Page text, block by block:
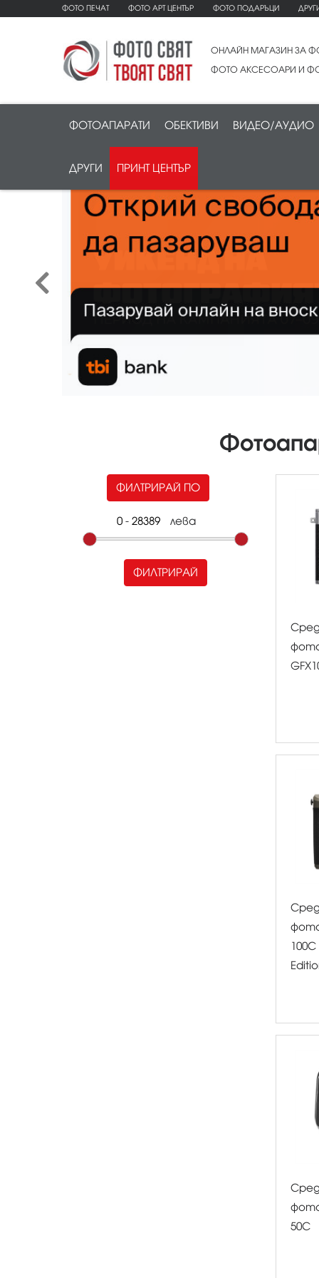
ФОТО ПЕЧАТ ФОТО АРТ ЦЕНТЪР ФОТО ПОДАРЪЦИ
ОНЛАЙН МАГАЗИН ЗА
ФОТО АКСЕСОАРИ И
ФОТОАПАРАТИ ОБЕКТИВИ ВИДЕО/АУДИО
ДРУГИ ПРИНТ ЦЕНТЪР
ФИЛТРИРАЙ ПО
- лева
ФИЛТРИРАЙ
50C